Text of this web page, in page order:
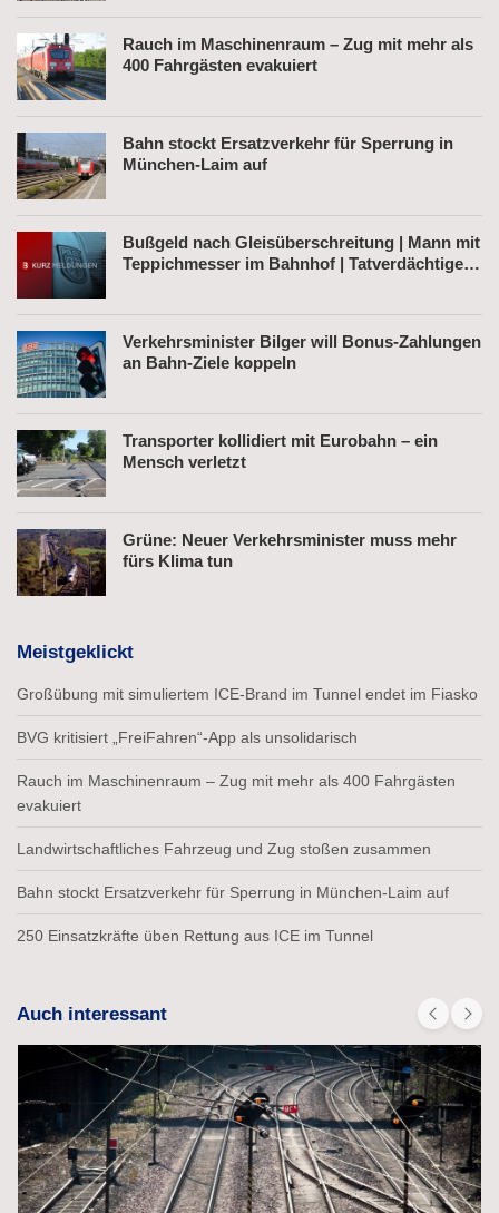
Rauch im Maschinenraum – Zug mit mehr als
400 Fahrgästen evakuiert
Bahn stockt Ersatzverkehr für Sperrung in
München-Laim auf
Bußgeld nach Gleisüberschreitung | Mann mit
Teppichmesser im Bahnhof | Tatverdächtiger
Verkehrsminister Bilger will Bonus-Zahlungen
an Bahn-Ziele koppeln
Transporter kollidiert mit Eurobahn – ein
Mensch verletzt
Grüne: Neuer Verkehrsminister muss mehr
fürs Klima tun
Meistgeklickt
Großübung mit simuliertem ICE-Brand im Tunnel endet im Fiasko
BVG kritisiert „FreiFahren“-App als unsolidarisch
Rauch im Maschinenraum – Zug mit mehr als 400 Fahrgästen
evakuiert
Landwirtschaftliches Fahrzeug und Zug stoßen zusammen
Bahn stockt Ersatzverkehr für Sperrung in München-Laim auf
250 Einsatzkräfte üben Rettung aus ICE im Tunnel
Auch interessant